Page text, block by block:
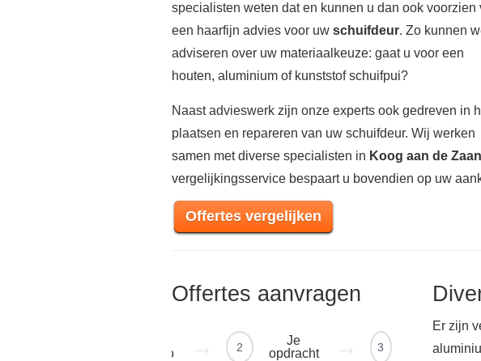
specialisten weten dat en kunnen u dan ook voorzien
een haarfijn advies voor uw schuifdeur. Zo kunnen
adviseren over uw materiaalkeuze: gaat u voor een
houten, aluminium of kunststof schuifpui?
Naast advieswerk zijn onze experts ook gedreven in
plaatsen en repareren van uw schuifdeur. Wij werken
samen met diverse specialisten in Koog aan de Zaan
vergelijkingsservice bespaart u bovendien op uw
Offertes vergelijken
Offertes aanvragen
regio
2
Je
opdracht
3
Ontvang
offertes
Er zijn